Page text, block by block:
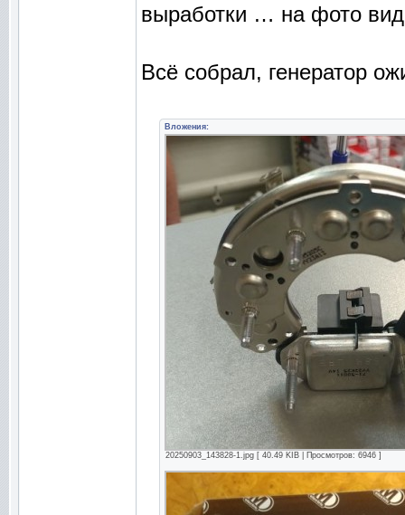
выработки … на фото
Всё собрал, генератор
Вложения:
20250903_143828-1.jpg [ 40.49 KIB | Просмотров: 6946 ]